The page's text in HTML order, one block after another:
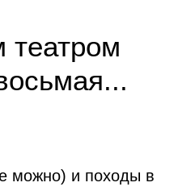
можно) и походы в